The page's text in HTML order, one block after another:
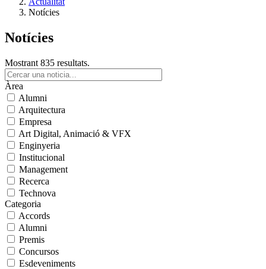
Notícies
Notícies
Mostrant 835 resultats.
Àrea
Alumni
Arquitectura
Empresa
Art Digital, Animació & VFX
Enginyeria
Institucional
Management
Recerca
Technova
Categoria
Accords
Alumni
Premis
Concursos
Esdeveniments